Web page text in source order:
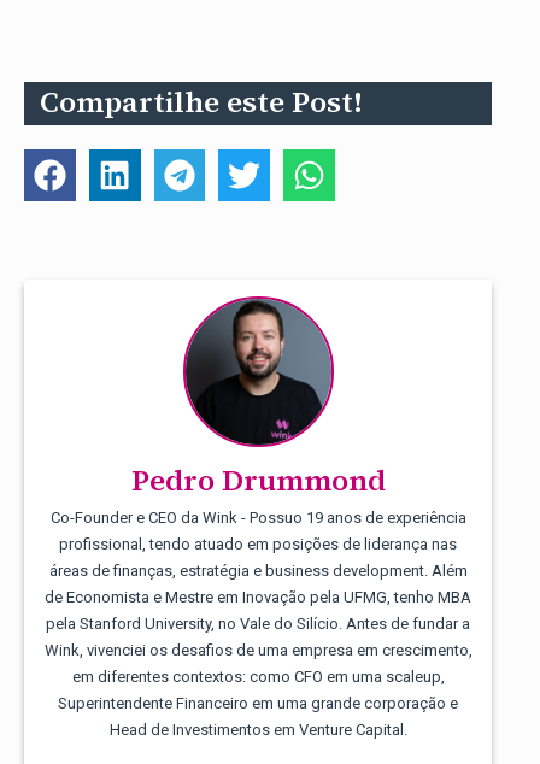
Compartilhe este Post!
Pedro Drummond
Co-Founder e CEO da Wink - Possuo 19 anos de experiência
profissional, tendo atuado em posições de liderança nas
áreas de finanças, estratégia e business development. Além
de Economista e Mestre em Inovação pela UFMG, tenho MBA
pela Stanford University, no Vale do Silício. Antes de fundar a
Wink, vivenciei os desafios de uma empresa em crescimento,
em diferentes contextos: como CFO em uma scaleup,
Superintendente Financeiro em uma grande corporação e
Head de Investimentos em Venture Capital.